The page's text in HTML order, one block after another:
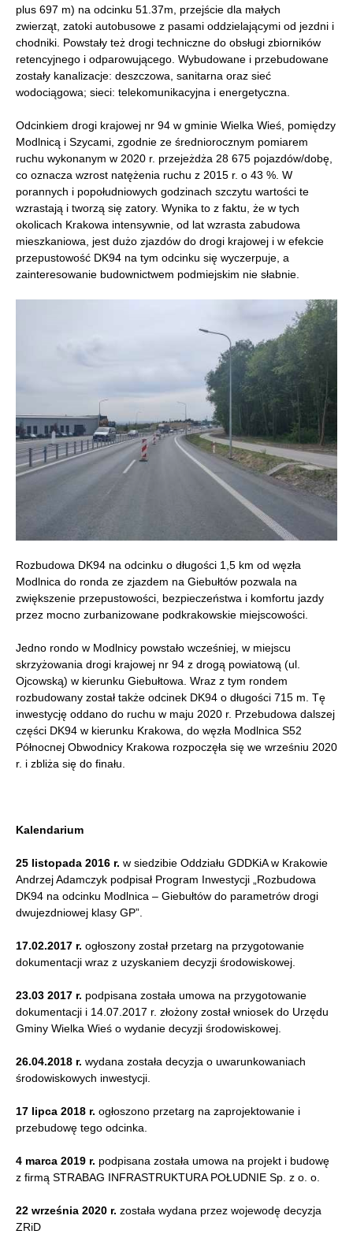
plus 697 m) na odcinku 51.37m, przejście dla małych
zwierząt, zatoki autobusowe z pasami oddzielającymi od jezdni i
chodniki. Powstały też drogi techniczne do obsługi zbiorników
retencyjnego i odparowującego. Wybudowane i przebudowane
zostały kanalizacje: deszczowa, sanitarna oraz sieć
wodociągowa; sieci: telekomunikacyjna i energetyczna.
Odcinkiem drogi krajowej nr 94 w gminie Wielka Wieś, pomiędzy
Modlnicą i Szycami, zgodnie ze średniorocznym pomiarem
ruchu wykonanym w 2020 r. przejeżdża 28 675 pojazdów/dobę,
co oznacza wzrost natężenia ruchu z 2015 r. o 43 %. W
porannych i popołudniowych godzinach szczytu wartości te
wzrastają i tworzą się zatory. Wynika to z faktu, że w tych
okolicach Krakowa intensywnie, od lat wzrasta zabudowa
mieszkaniowa, jest dużo zjazdów do drogi krajowej i w efekcie
przepustowość DK94 na tym odcinku się wyczerpuje, a
zainteresowanie budownictwem podmiejskim nie słabnie.
Rozbudowa DK94 na odcinku o długości 1,5 km od węzła
Modlnica do ronda ze zjazdem na Giebułtów pozwala na
zwiększenie przepustowości, bezpieczeństwa i komfortu jazdy
przez mocno zurbanizowane podkrakowskie miejscowości.
Jedno rondo w Modlnicy powstało wcześniej, w miejscu
skrzyżowania drogi krajowej nr 94 z drogą powiatową (ul.
Ojcowską) w kierunku Giebułtowa. Wraz z tym rondem
rozbudowany został także odcinek DK94 o długości 715 m. Tę
inwestycję oddano do ruchu w maju 2020 r. Przebudowa dalszej
części DK94 w kierunku Krakowa, do węzła Modlnica S52
Północnej Obwodnicy Krakowa rozpoczęła się we wrześniu 2020
r. i zbliża się do finału.
Kalendarium
25 listopada 2016 r. w siedzibie Oddziału GDDKiA w Krakowie
Andrzej Adamczyk podpisał Program Inwestycji „Rozbudowa
DK94 na odcinku Modlnica – Giebułtów do parametrów drogi
dwujezdniowej klasy GP”.
17.02.2017 r. ogłoszony został przetarg na przygotowanie
dokumentacji wraz z uzyskaniem decyzji środowiskowej.
23.03 2017 r. podpisana została umowa na przygotowanie
dokumentacji i 14.07.2017 r. złożony został wniosek do Urzędu
Gminy Wielka Wieś o wydanie decyzji środowiskowej.
26.04.2018 r. wydana została decyzja o uwarunkowaniach
środowiskowych inwestycji.
17 lipca 2018 r. ogłoszono przetarg na zaprojektowanie i
przebudowę tego odcinka.
4 marca 2019 r. podpisana została umowa na projekt i budowę
z firmą STRABAG INFRASTRUKTURA POŁUDNIE Sp. z o. o.
22 września 2020 r. została wydana przez wojewodę decyzja
ZRiD